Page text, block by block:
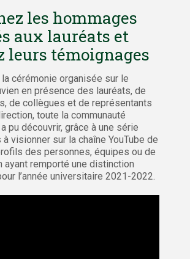
les hommages
aux lauréats et
leurs témoignages
la cérémonie organisée sur le
en présence des lauréats, de
de collègues et de représentants
toute la communauté
pu découvrir, grâce à une série
à visionner sur la chaîne YouTube de
des personnes, équipes ou de
ayant remporté une distinction
l’année universitaire 2021-2022.